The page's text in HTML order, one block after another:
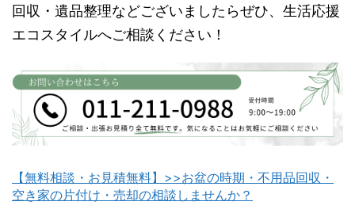
回収・遺品整理などございましたらぜひ、生活応援
エコスタイルへご相談ください！
【無料相談・お見積無料】>>お盆の時期・不用品回収・
空き家の片付け・売却の相談しませんか？